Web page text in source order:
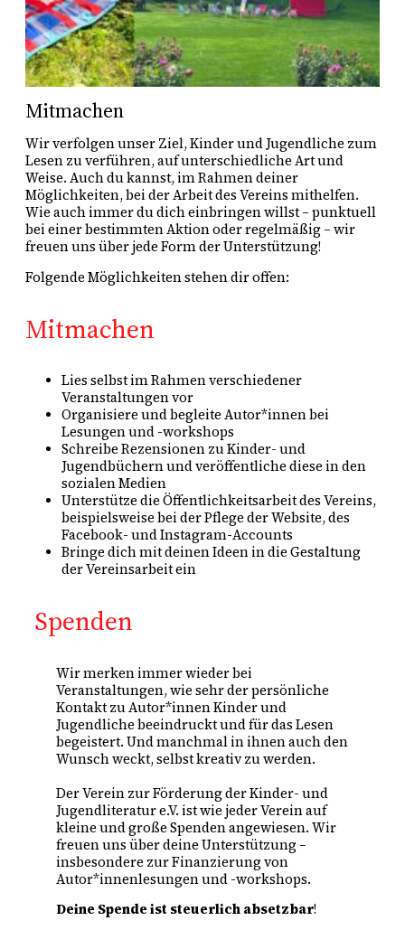
Mitmachen
Wir verfolgen unser Ziel, Kinder und Jugendliche zum
Lesen zu verführen, auf unterschiedliche Art und
Weise. Auch du kannst, im Rahmen deiner
Möglichkeiten, bei der Arbeit des Vereins mithelfen.
Wie auch immer du dich einbringen willst – punktuell
bei einer bestimmten Aktion oder regelmäßig – wir
freuen uns über jede Form der Unterstützung!
Folgende Möglichkeiten stehen dir offen:
Mitmachen
Lies selbst im Rahmen verschiedener
Veranstaltungen vor
Organisiere und begleite Autor*innen bei
Lesungen und -workshops
Schreibe Rezensionen zu Kinder- und
Jugendbüchern und veröffentliche diese in den
sozialen Medien
Unterstütze die Öffentlichkeitsarbeit des Vereins,
beispielsweise bei der Pflege der Website, des
Facebook- und Instagram-Accounts
Bringe dich mit deinen Ideen in die Gestaltung
der Vereinsarbeit ein
Spenden
Wir merken immer wieder bei
Veranstaltungen, wie sehr der persönliche
Kontakt zu Autor*innen Kinder und
Jugendliche beeindruckt und für das Lesen
begeistert. Und manchmal in ihnen auch den
Wunsch weckt, selbst kreativ zu werden.
Der Verein zur Förderung der Kinder- und
Jugendliteratur e.V. ist wie jeder Verein auf
kleine und große Spenden angewiesen. Wir
freuen uns über deine Unterstützung –
insbesondere zur Finanzierung von
Autor*innenlesungen und -workshops.
Deine Spende ist steuerlich absetzbar!